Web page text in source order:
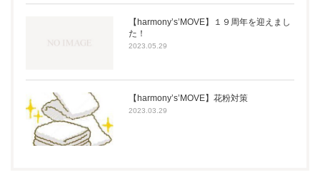
【harmony’s’MOVE】１９周年を迎えまし
た！
2023.05.29
【harmony’s’MOVE】花粉対策
2023.03.29